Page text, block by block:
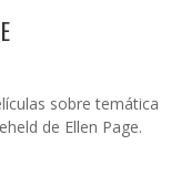
sobre temática
de Ellen Page.